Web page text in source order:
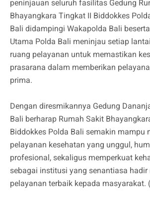
peninjauan seluruh fasilitas Gedung
Bhayangkara Tingkat II Biddokkes
Bali didampingi Wakapolda Bali
Utama Polda Bali meninjau setiap
ruang pelayanan untuk memastikan
prasarana dalam memberikan
prima.
Dengan diresmikannya Gedung
Bali berharap Rumah Sakit
Biddokkes Polda Bali semakin mampu
pelayanan kesehatan yang unggul,
profesional, sekaligus memperkuat
sebagai institusi yang senantiasa hadir
pelayanan terbaik kepada masyarakat.